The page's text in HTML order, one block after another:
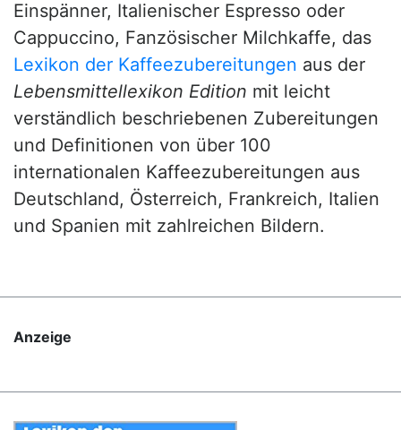
Einspänner, Italienischer Espresso oder
Cappuccino, Fanzösischer Milchkaffe, das
Lexikon der Kaffeezubereitungen aus der
Lebensmittellexikon Edition mit leicht
verständlich beschriebenen Zubereitungen
und Definitionen von über 100
internationalen Kaffeezubereitungen aus
Deutschland, Österreich, Frankreich, Italien
und Spanien mit zahlreichen Bildern.
Anzeige